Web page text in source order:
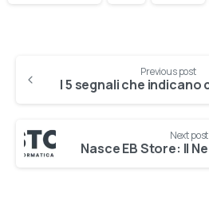
Previous post
Next post